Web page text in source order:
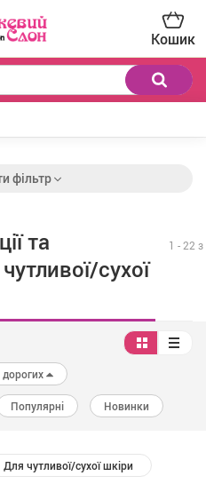
Кошик
фільтр
та
сухої
1 -22 з
Популярні Новинки
Для чутливої/сухої шкіри